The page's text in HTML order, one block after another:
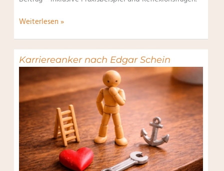
Technisch-
Weiterlesen »
Karriereanker nach Edgar Schein